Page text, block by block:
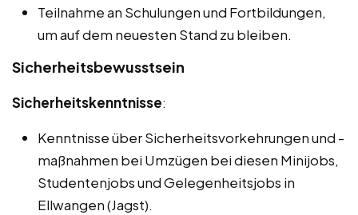
Teilnahme an Schulungen und Fortbildungen,
um auf dem neuesten Stand zu bleiben.
Sicherheitsbewusstsein
Sicherheitskenntnisse:
Kenntnisse über Sicherheitsvorkehrungen und -
maßnahmen bei Umzügen bei diesen Minijobs,
Studentenjobs und Gelegenheitsjobs in
Ellwangen (Jagst).